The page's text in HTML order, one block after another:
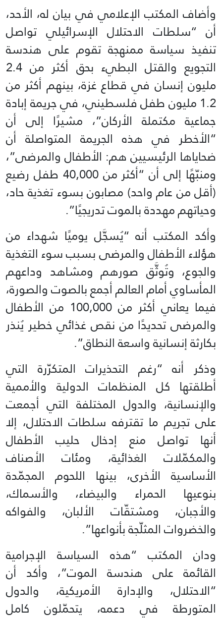
وأضاف المكتب الإعلامي في بيان له، الأحد،
أن “سلطات الاحتلال الإسرائيلي تواصل
تنفيذ سياسة ممنهجة تقوم على هندسة
التجويع والقتل البطيء بحق أكثر من 2.4
مليون إنسان في قطاع غزة، بينهم أكثر من
1.2 مليون طفل فلسطيني، في جريمة إبادة
جماعية مكتملة الأركان”، مشيرًا إلى أن
“الأخطر في هذه الجريمة المتواصلة أن
ضحاياها الرئيسيين هم: الأطفال والمرضى”،
ومنبّهًا إلى أن “أكثر من 40,000 طفل رضيع
(أقل من عام واحد) مصابون بسوء تغذية حاد،
وحياتهم مهددة بالموت تدريجيًا”.
وأكد المكتب أنه “يُسجَّل يوميًا شهداء من
هؤلاء الأطفال والمرضى بسبب سوء التغذية
والجوع، وتُوثَّق صورهم ومشاهد وداعهم
المأساوي أمام العالم أجمع بالصوت والصورة،
فيما يعاني أكثر من 100,000 من الأطفال
والمرضى تحديدًا من نقص غذائي خطير يُنذر
بكارثة إنسانية واسعة النطاق”.
وذكر أنه “رغم التحذيرات المتكرّرة التي
أطلقتها كل المنظمات الدولية والأممية
والإنسانية، والدول المختلفة التي أجمعت
على تجريم ما تقترفه سلطات الاحتلال، إلا
أنها تواصل منع إدخال حليب الأطفال
والمكمّلات الغذائية، ومئات الأصناف
الأساسية الأخرى، بينها اللحوم المجمّدة
بنوعيها الحمراء والبيضاء، والأسماك،
والأجبان، ومشتقّات الألبان، والفواكه
والخضروات المثلّجة بأنواعها”.
ودان المكتب “هذه السياسة الإجرامية
القائمة على هندسة الموت”، وأكد أن
“الاحتلال، والإدارة الأمريكية، والدول
المتورطة في دعمه، يتحمّلون كامل